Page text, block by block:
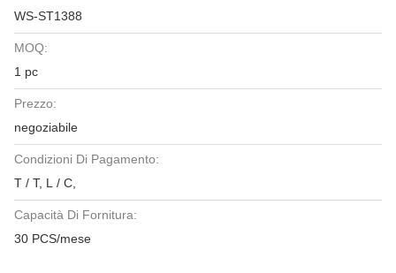
WS-ST1388
MOQ:
1 pc
Prezzo:
negoziabile
Condizioni Di Pagamento:
T / T, L / C,
Capacità Di Fornitura:
30 PCS/mese